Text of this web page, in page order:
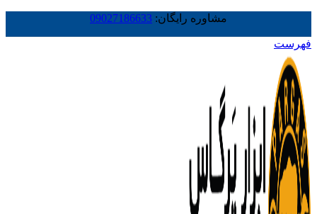
مشاوره رایگان: 09027186633
فهرست